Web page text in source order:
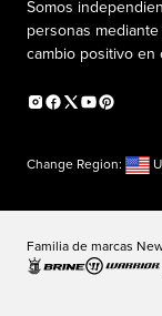
La PISTA en New
Sala de prensa
Información sobre
Programa de
Productos
Declaración de
Somos
personas
cambio positivo en
Change Region:
Familia de marcas